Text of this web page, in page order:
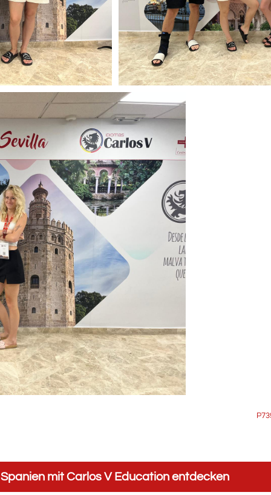
Spanien mit Carlos V Education entdecken